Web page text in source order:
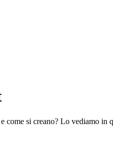
come si creano? Lo vediamo in